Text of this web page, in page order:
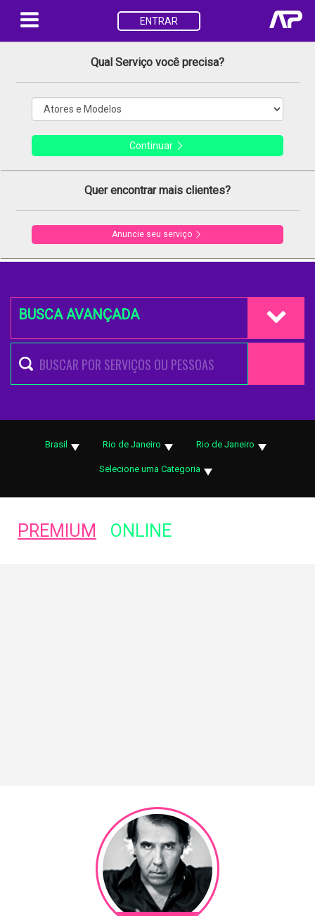
ENTRAR
Qual Serviço você precisa?
Continuar
Quer encontrar mais clientes?
Anuncie seu serviço
BUSCA AVANÇADA
Brasil Rio de Janeiro Rio de Janeiro
Selecione uma Categoria
PREMIUM ONLINE